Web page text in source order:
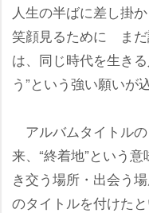
人生の半ばに差し掛
笑顔見るために まだ
は、同じ時代を生き
う”という強い願いが
アルバムタイトル
来、“終着地”という
き交う場所・出会う
のタイトルを付けた